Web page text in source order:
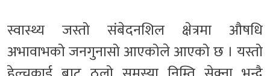
स्वास्थ्य जस्तो संबेदनशिल क्षेत्रमा औषधि
अभावाभको जनगुनासो आएकोले आएको छ । यस्तो